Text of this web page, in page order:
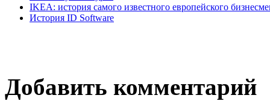
IKEA: история самого известного европейского
История ID Software
Добавить комментарий